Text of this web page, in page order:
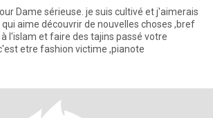
Dame sérieuse. je suis cultivé et j'aimerais
aime découvrir de nouvelles choses ,bref
l'islam et faire des tajins passé votre
etre fashion victime ,pianote